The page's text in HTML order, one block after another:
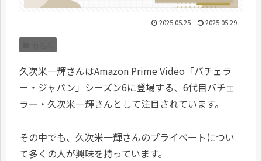
2025.05.25 2025.05.29
久次米一輝さんはAmazon Prime Video「バチェラ
ー・ジャパン」シーズン6に登場する、6代目バチェ
ラー・久次米一輝さんとして注目されています。
その中でも、久次米一輝さんのプライベートについ
て多くの人が興味を持っています。